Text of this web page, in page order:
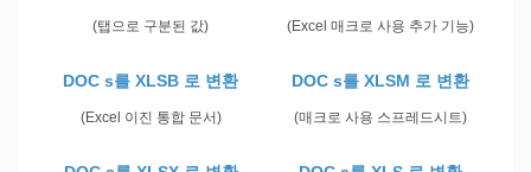
(탭으로 구분된 값) (Excel 매크로 사용 추가 기능)
DOC s를 XLSB 로 변환
(Excel 이진 통합 문서)
DOC s를 XLSM 로 변환
(매크로 사용 스프레드시트)